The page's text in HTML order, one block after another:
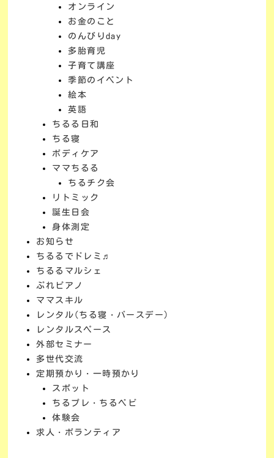
オンライン
お金のこと
のんびりday
多胎育児
子育て講座
季節のイベント
絵本
英語
ちるる日和
ちる寝
ボディケア
ママちるる
ちるチク会
リトミック
誕生日会
身体測定
お知らせ
ちるるでドレミ♬
ちるるマルシェ
ぷれピアノ
ママスキル
レンタル(ちる寝・バースデー)
レンタルスペース
外部セミナー
多世代交流
定期預かり・一時預かり
スポット
ちるプレ・ちるベビ
体験会
求人・ボランティア